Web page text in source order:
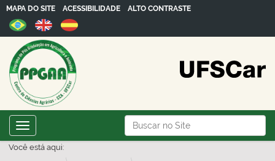
Busca
Busca Avançada…
MAPA DO SITE ACESSIBILIDADE ALTO CONTRASTE
Toggle navigation
Você está aqui: